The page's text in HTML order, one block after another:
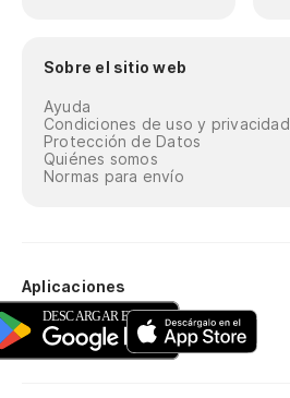
Sobre el sitio web
Ayuda
Condiciones de uso y privacidad
Protección de Datos
Quiénes somos
Normas para envío
Aplicaciones